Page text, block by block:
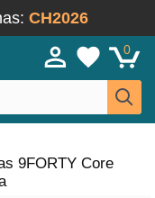
CH2026
0
9FORTY Core